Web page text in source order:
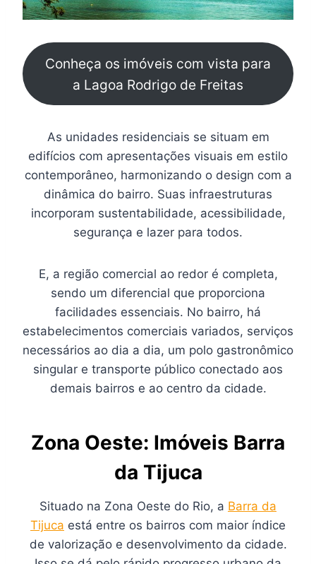
Conheça os imóveis com vista para
a Lagoa Rodrigo de Freitas
As unidades residenciais se situam em
edifícios com apresentações visuais em estilo
contemporâneo, harmonizando o design com a
dinâmica do bairro. Suas infraestruturas
incorporam sustentabilidade, acessibilidade,
segurança e lazer para todos.
E, a região comercial ao redor é completa,
sendo um diferencial que proporciona
facilidades essenciais. No bairro, há
estabelecimentos comerciais variados, serviços
necessários ao dia a dia, um polo gastronômico
singular e transporte público conectado aos
demais bairros e ao centro da cidade.
Zona Oeste: Imóveis Barra
da Tijuca
Situado na Zona Oeste do Rio, a Barra da
Tijuca está entre os bairros com maior índice
de valorização e desenvolvimento da cidade.